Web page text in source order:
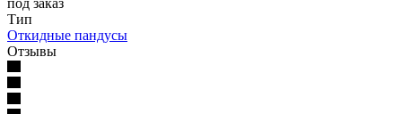
Тип
Откидные пандусы
Отзывы